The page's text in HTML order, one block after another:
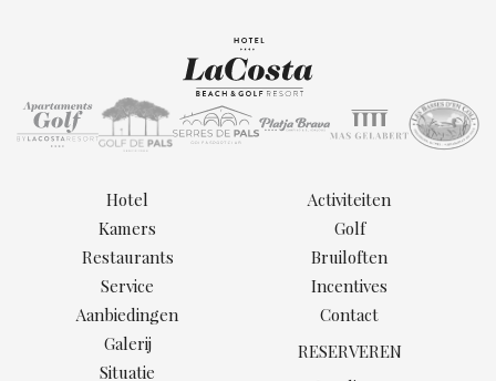
Hotel
Kamers
Restaurants
Service
Activiteiten
Golf
Bruiloften
Incentives
Aanbiedingen
Galerij
Situatie
Contact
RESERVEREN